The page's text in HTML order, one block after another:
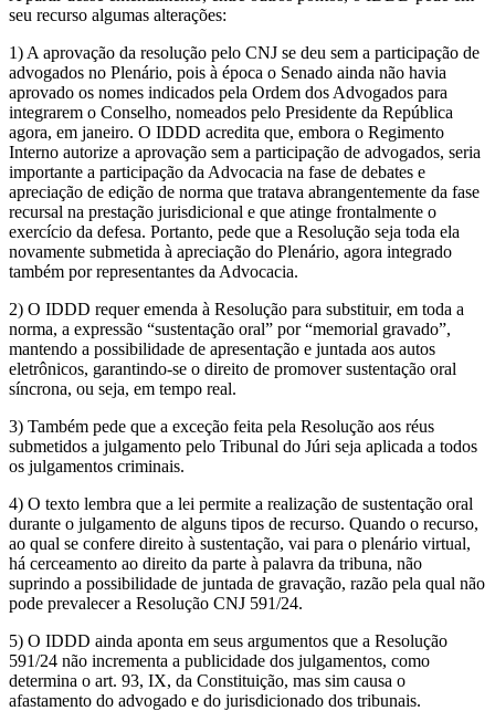
seu recurso algumas alterações:
1) A aprovação da resolução pelo CNJ se deu sem a participação de
advogados no Plenário, pois à época o Senado ainda não havia
aprovado os nomes indicados pela Ordem dos Advogados para
integrarem o Conselho, nomeados pelo Presidente da República
agora, em janeiro. O IDDD acredita que, embora o Regimento
Interno autorize a aprovação sem a participação de advogados, seria
importante a participação da Advocacia na fase de debates e
apreciação de edição de norma que tratava abrangentemente da fase
recursal na prestação jurisdicional e que atinge frontalmente o
exercício da defesa. Portanto, pede que a Resolução seja toda ela
novamente submetida à apreciação do Plenário, agora integrado
também por representantes da Advocacia.
2) O IDDD requer emenda à Resolução para substituir, em toda a
norma, a expressão “sustentação oral” por “memorial gravado”,
mantendo a possibilidade de apresentação e juntada aos autos
eletrônicos, garantindo-se o direito de promover sustentação oral
síncrona, ou seja, em tempo real.
3) Também pede que a exceção feita pela Resolução aos réus
submetidos a julgamento pelo Tribunal do Júri seja aplicada a todos
os julgamentos criminais.
4) O texto lembra que a lei permite a realização de sustentação oral
durante o julgamento de alguns tipos de recurso. Quando o recurso,
ao qual se confere direito à sustentação, vai para o plenário virtual,
há cerceamento ao direito da parte à palavra da tribuna, não
suprindo a possibilidade de juntada de gravação, razão pela qual não
pode prevalecer a Resolução CNJ 591/24.
5) O IDDD ainda aponta em seus argumentos que a Resolução
591/24 não incrementa a publicidade dos julgamentos, como
determina o art. 93, IX, da Constituição, mas sim causa o
afastamento do advogado e do jurisdicionado dos tribunais.